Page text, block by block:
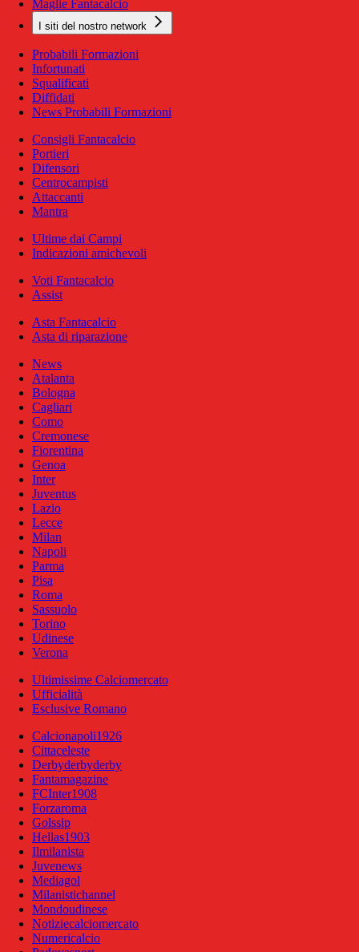
Maglie Fantacalcio
I siti del nostro network
Probabili Formazioni
Infortunati
Squalificati
Diffidati
News Probabili Formazioni
Consigli Fantacalcio
Portieri
Difensori
Centrocampisti
Attaccanti
Mantra
Ultime dai Campi
Indicazioni amichevoli
Voti Fantacalcio
Assist
Asta Fantacalcio
Asta di riparazione
News
Atalanta
Bologna
Cagliari
Como
Cremonese
Fiorentina
Genoa
Inter
Juventus
Lazio
Lecce
Milan
Napoli
Parma
Pisa
Roma
Sassuolo
Torino
Udinese
Verona
Ultimissime Calciomercato
Ufficialità
Esclusive Romano
Calcionapoli1926
Cittaceleste
Derbyderbyderby
Fantamagazine
FCInter1908
Forzaroma
Golssip
Hellas1903
Ilmilanista
Juvenews
Mediagol
Milanistichannel
Mondoudinese
Notiziecalciomercato
Numericalcio